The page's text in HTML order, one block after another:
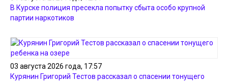
В Курске полиция пресекла попытку сбыта особо крупной
партии наркотиков
03 августа 2026 года, 17:57
Курянин Григорий Тестов рассказал о спасении тонущего